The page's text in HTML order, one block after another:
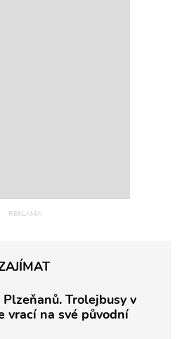
Trolejbusy v
vrací na své původní